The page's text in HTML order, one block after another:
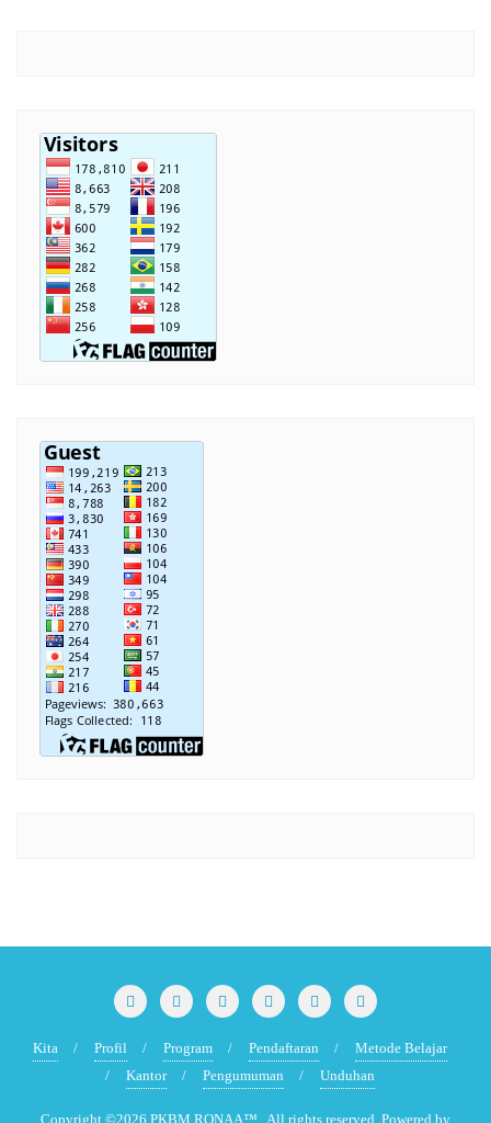
Kita Profil Program Pendaftaran
Metode Belajar
Kantor
Pengumuman Unduhan
Copyright ©2026 PKBM RONAA™ . All rights reserved. Powered by